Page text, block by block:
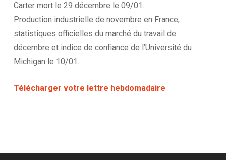
Carter mort le 29 décembre le 09/01.
Production industrielle de novembre en France,
statistiques officielles du marché du travail de
décembre et indice de confiance de l’Université du
Michigan le 10/01.
Télécharger votre lettre hebdomadaire